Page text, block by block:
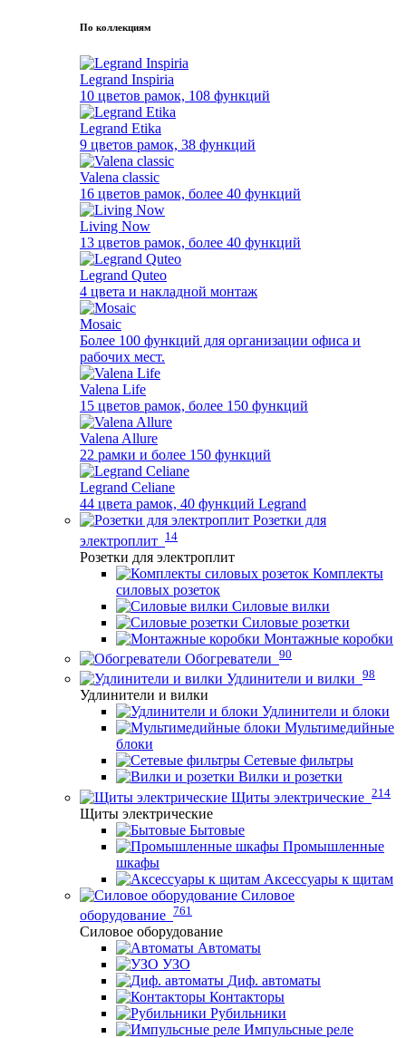
По коллекциям
Legrand Inspiria
10 цветов рамок, 108 функций
Legrand Etika
9 цветов рамок, 38 функций
Valena classic
16 цветов рамок, более 40 функций
Living Now
13 цветов рамок, более 40 функций
Legrand Quteo
4 цвета и накладной монтаж
Mosaic
Более 100 функций для организации офиса и
рабочих мест.
Valena Life
15 цветов рамок, более 150 функций
Valena Allure
22 рамки и более 150 функций
Legrand Celiane
44 цвета рамок, 40 функций Legrand
Розетки для
электроплит 14
Розетки для электроплит
Комплекты
силовых розеток
Силовые вилки
Силовые розетки
Монтажные коробки
Обогреватели 90
Удлинители и вилки 98
Удлинители и вилки
Удлинители и блоки
Мультимедийные
блоки
Сетевые фильтры
Вилки и розетки
Щиты электрические 214
Щиты электрические
Бытовые
Промышленные
шкафы
Аксессуары к щитам
Силовое
оборудование 761
Силовое оборудование
Автоматы
УЗО
Диф. автоматы
Контакторы
Рубильники
Импульсные реле